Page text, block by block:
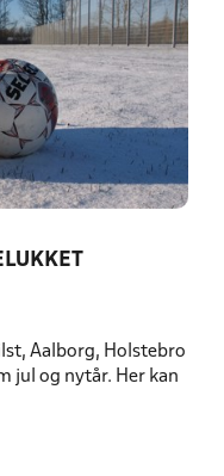
Aalborg, Holstebro
jul og nytår. Her kan